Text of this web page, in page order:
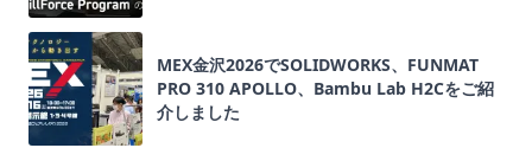
MEX金沢2026でSOLIDWORKS、FUNMAT
PRO 310 APOLLO、Bambu Lab H2Cをご紹
介しました